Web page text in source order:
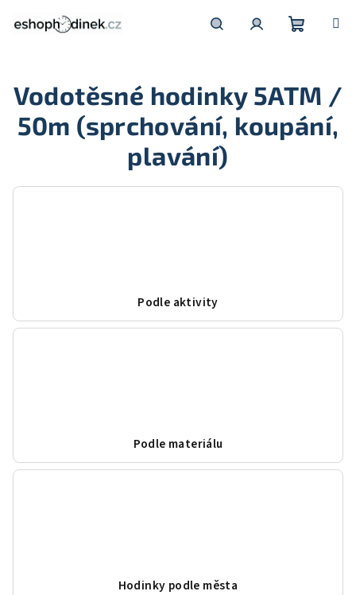
košík
Vodotěsné hodinky 5ATM /
50m (sprchování, koupání,
plavání)
Podle aktivity
Podle materiálu
Hodinky podle města